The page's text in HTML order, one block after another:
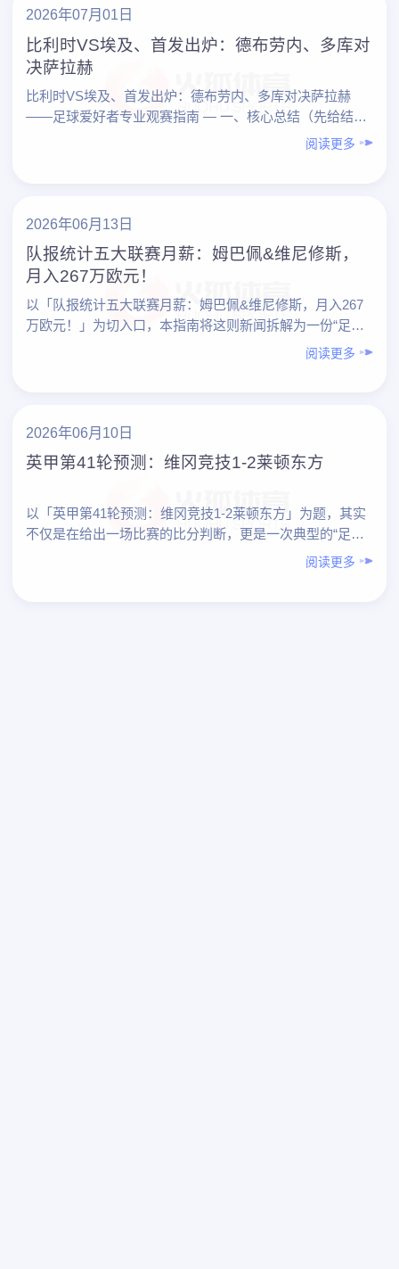
2026年07月01日
比利时VS埃及、首发出炉：德布劳内、多库对
决萨拉赫
比利时VS埃及、首发出炉：德布劳内、多库对决萨拉赫
——足球爱好者专业观赛指南 — 一、核心总结（先给结
论） 1. 观赛重点： – 比利时：德布劳内掌控节奏，……
阅读更多
2026年06月13日
队报统计五大联赛月薪：姆巴佩&维尼修斯，
月入267万欧元！
以「队报统计五大联赛月薪：姆巴佩&维尼修斯，月入267
万欧元！」为切入口，本指南将这则新闻拆解为一份“足球
爱好者专业观赛指南”，帮助你更系统地理解：高薪是怎样
阅读更多
2026年06月10日
英甲第41轮预测：维冈竞技1-2莱顿东方
以「英甲第41轮预测：维冈竞技1-2莱顿东方」为题，其实
不仅是在给出一场比赛的比分判断，更是一次典型的“足球
爱好者如何做专业化预测”的实践范本。下面先对本场预测
阅读更多